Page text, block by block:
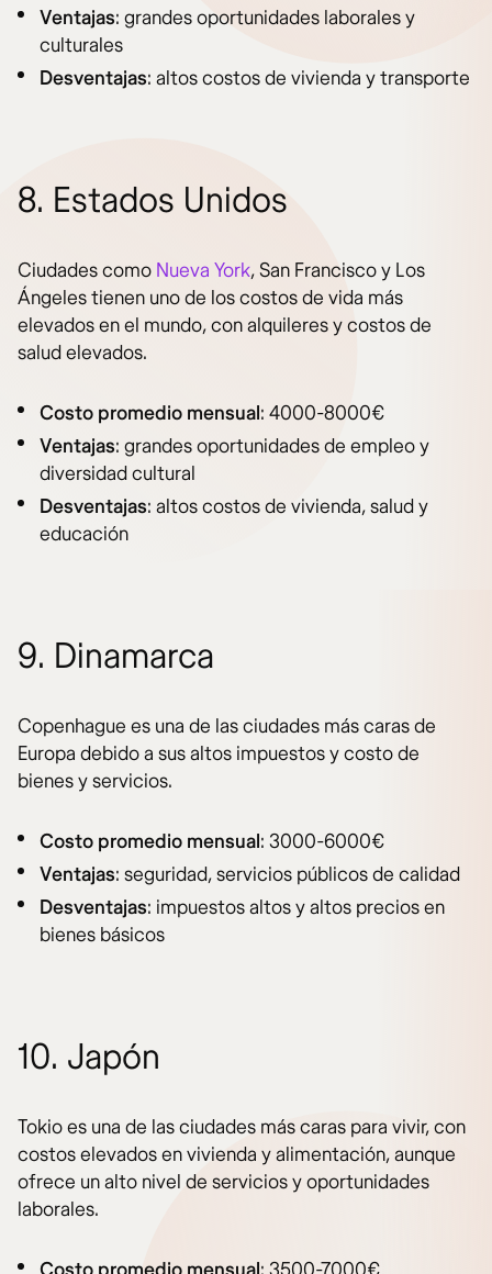
Ventajas: grandes oportunidades laborales y
culturales
Desventajas: altos costos de vivienda y transporte
8. Estados Unidos
Ciudades como Nueva York, San Francisco y Los
Ángeles tienen uno de los costos de vida más
elevados en el mundo, con alquileres y costos de
salud elevados.
Costo promedio mensual: 4000-8000€
Ventajas: grandes oportunidades de empleo y
diversidad cultural
Desventajas: altos costos de vivienda, salud y
educación
9. Dinamarca
Copenhague es una de las ciudades más caras de
Europa debido a sus altos impuestos y costo de
bienes y servicios.
Costo promedio mensual: 3000-6000€
Ventajas: seguridad, servicios públicos de calidad
Desventajas: impuestos altos y altos precios en
bienes básicos
10. Japón
Tokio es una de las ciudades más caras para vivir, con
costos elevados en vivienda y alimentación, aunque
ofrece un alto nivel de servicios y oportunidades
laborales.